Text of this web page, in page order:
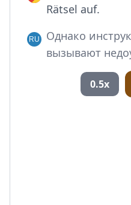
Rätsel auf.
Однако
вызывают
0.5x